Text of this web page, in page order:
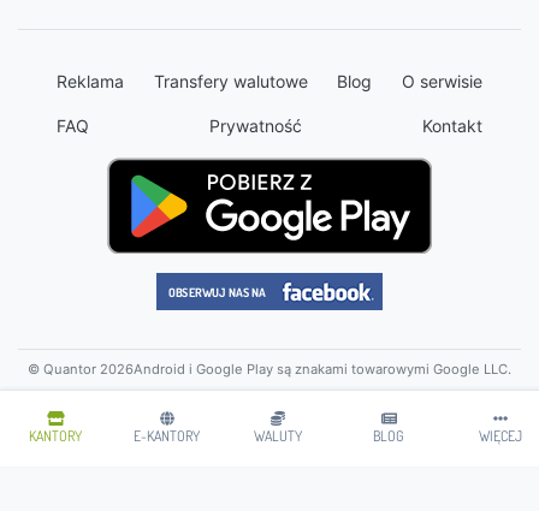
KANTORY E-KANTORY WALUTY BLOG WIĘCEJ
Reklama Transfery walutowe Blog O serwisie
FAQ Prywatność Kontakt
© Quantor 2026Android i Google Play są znakami towarowymi Google LLC.